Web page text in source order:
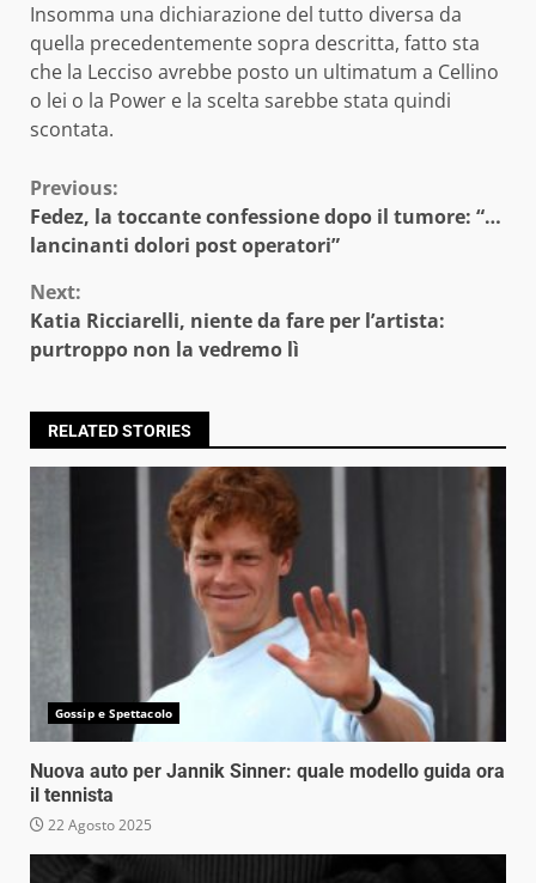
Insomma una dichiarazione del tutto diversa da
quella precedentemente sopra descritta, fatto sta
che la Lecciso avrebbe posto un ultimatum a Cellino
o lei o la Power e la scelta sarebbe stata quindi
scontata.
Continue
Reading
Previous:
Fedez, la toccante confessione dopo il tumore: “…
lancinanti dolori post operatori”
Next:
Katia Ricciarelli, niente da fare per l’artista:
purtroppo non la vedremo lì
RELATED STORIES
Gossip e Spettacolo
Nuova auto per Jannik Sinner: quale modello guida ora
il tennista
22 Agosto 2025